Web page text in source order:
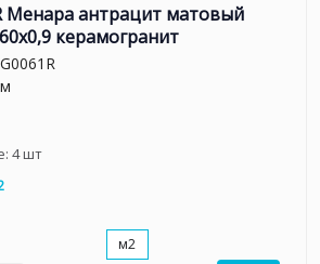
Менара антрацит матовый
керамогранит
4шт
м2